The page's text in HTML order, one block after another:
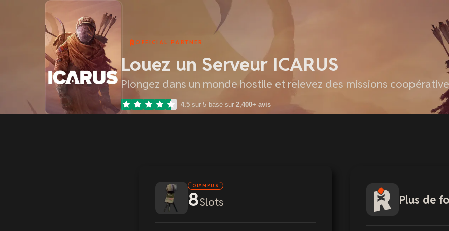
OFFICIAL PARTNER
Louez un Serveur ICARUS
Plongez dans un monde hostile et relevez des missions
4.5 sur 5 basé sur 2,400+ avis
OLYMPUS
8Slots Plus de